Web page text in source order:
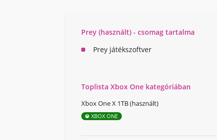
Prey (használt) - csomag tartalma
Prey játékszoftver
Toplista Xbox One kategóriában
Xbox One X 1TB (használt)
XBOX ONE